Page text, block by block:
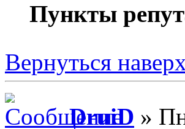
Пункты
Вернуться
DruiD »